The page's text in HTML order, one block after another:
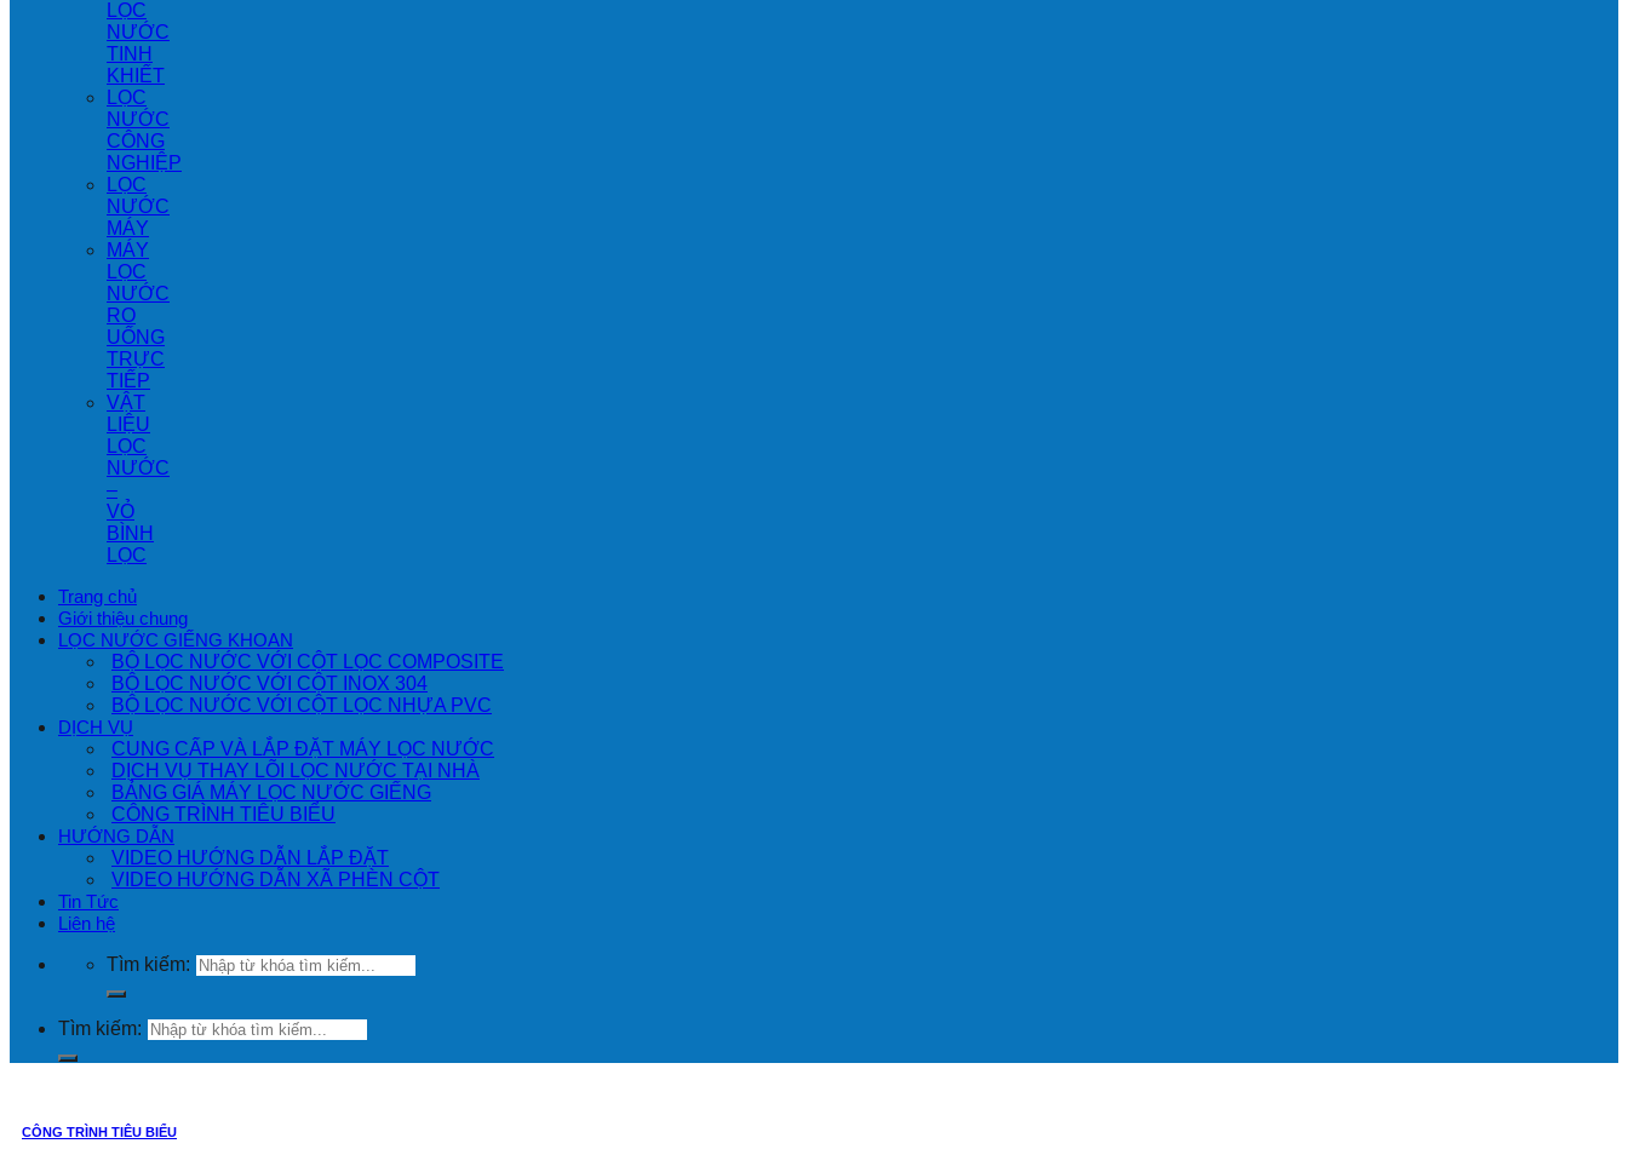
LỌC
NƯỚC
TINH
KHIẾT
LỌC
NƯỚC
CÔNG
NGHIỆP
LỌC
NƯỚC
MÁY
MÁY
LỌC
NƯỚC
RO
UỐNG
TRỰC
TIẾP
VẬT
LIỆU
LỌC
NƯỚC
–
VỎ
BÌNH
LỌC
Trang chủ
Giới thiệu chung
LỌC NƯỚC GIẾNG KHOAN
BỘ LỌC NƯỚC VỚI CỘT LỌC COMPOSITE
BỘ LỌC NƯỚC VỚI CỘT INOX 304
BỘ LỌC NƯỚC VỚI CỘT LỌC NHỰA PVC
DỊCH VỤ
CUNG CẤP VÀ LẮP ĐẶT MÁY LỌC NƯỚC
DỊCH VỤ THAY LÕI LỌC NƯỚC TẠI NHÀ
BẢNG GIÁ MÁY LỌC NƯỚC GIẾNG
CÔNG TRÌNH TIÊU BIỂU
HƯỚNG DẪN
VIDEO HƯỚNG DẪN LẮP ĐẶT
VIDEO HƯỚNG DẪN XÃ PHÈN CỘT
Tin Tức
Liên hệ
Tìm kiếm:
Tìm kiếm:
CÔNG TRÌNH TIÊU BIỂU